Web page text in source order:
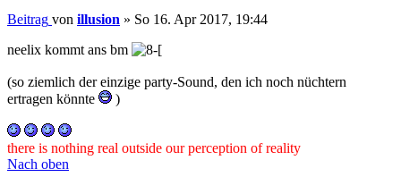
Beitrag von illusion » So 16. Apr 2017, 19:44
neelix kommt ans bm
(so ziemlich der einzige party-Sound, den ich noch nüchtern
ertragen könnte
)
there is nothing real outside our perception of reality
Nach oben